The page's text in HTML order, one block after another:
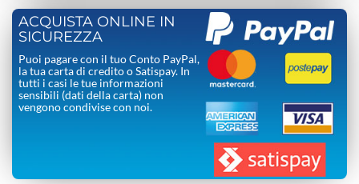
ACQUISTA ONLINE IN
SICUREZZA
Puoi pagare con il tuo Conto PayPal,
la tua carta di credito o Satispay. In
tutti i casi le tue informazioni
sensibili (dati della carta) non
vengono condivise con noi.